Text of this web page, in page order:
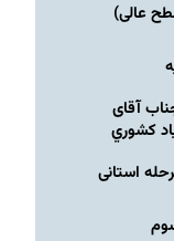
عالی)
آقای
كشوري
استانی